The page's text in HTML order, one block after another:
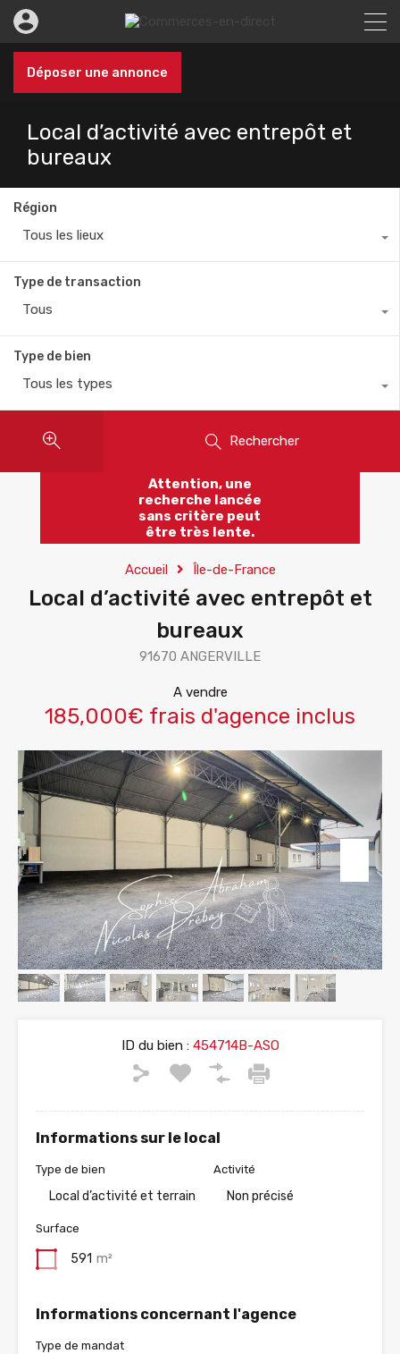
Déposer une annonce
Local d’activité avec entrepôt et
bureaux
Région
Tous les lieux
Type de transaction
Tous
Type de bien
Tous les types
Rechercher
Attention, une
recherche lancée
sans critère peut
être très lente.
Accueil Île-de-France
Local d’activité avec entrepôt et
bureaux
91670 ANGERVILLE
A vendre
185,000€ frais d'agence inclus
ID du bien :454714B-ASO
Informations sur le local
Type de bien
Local d’activité et terrain
Activité
Non précisé
Surface
591 m²
Informations concernant l'agence
Type de mandat